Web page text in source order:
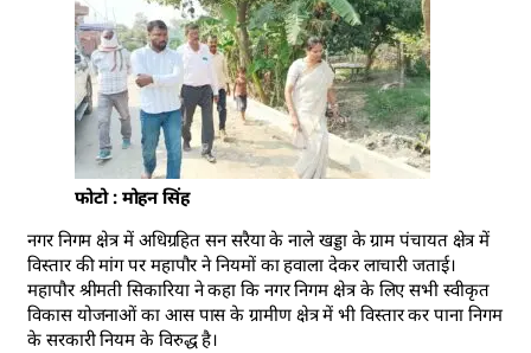
फोटो : मोहन सिंह
नगर निगम क्षेत्र में अधिग्रहित सन सरैया के नाले खड्डा के ग्राम पंचायत क्षेत्र में
विस्तार की मांग पर महापौर ने नियमों का हवाला देकर लाचारी जताई।
महापौर श्रीमती सिकारिया ने कहा कि नगर निगम क्षेत्र के लिए सभी स्वीकृत
विकास योजनाओं का आस पास के ग्रामीण क्षेत्र में भी विस्तार कर पाना निगम
के सरकारी नियम के विरुद्ध है।